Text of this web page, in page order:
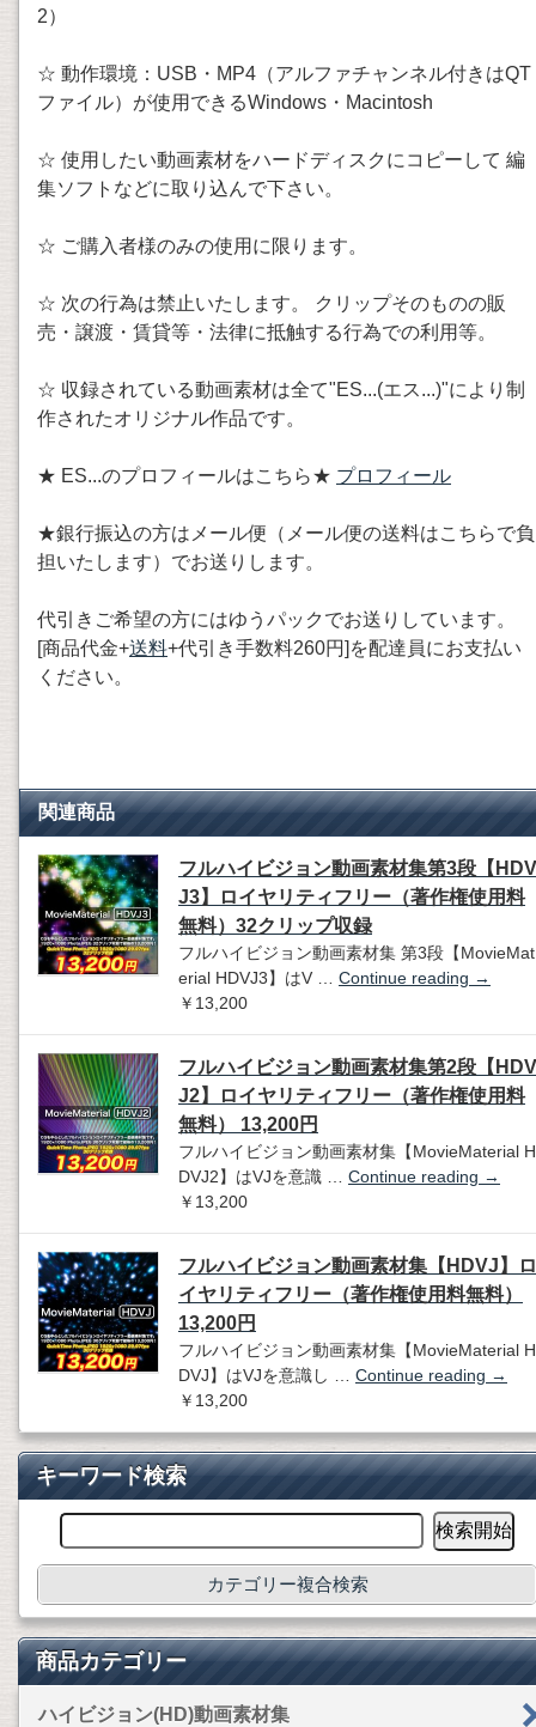
2）
☆ 動作環境：USB・MP4（アルファチャンネル付きはQT
ファイル）が使用できるWindows・Macintosh
☆ 使用したい動画素材をハードディスクにコピーして 編
集ソフトなどに取り込んで下さい。
☆ ご購入者様のみの使用に限ります。
☆ 次の行為は禁止いたします。 クリップそのものの販
売・譲渡・賃貸等・法律に抵触する行為での利用等。
☆ 収録されている動画素材は全て"ES...(エス...)"により制
作されたオリジナル作品です。
★ ES...のプロフィールはこちら★ プロフィール
★銀行振込の方はメール便（メール便の送料はこちらで負
担いたします）でお送りします。
代引きご希望の方にはゆうパックでお送りしています。
[商品代金+送料+代引き手数料260円]を配達員にお支払い
ください。
関連商品
フルハイビジョン動画素材集第3段【HDV
J3】ロイヤリティフリー（著作権使用料
無料）32クリップ収録
フルハイビジョン動画素材集 第3段【MovieMat
erial HDVJ3】はV … Continue reading →
￥13,200
フルハイビジョン動画素材集第2段【HDV
J2】ロイヤリティフリー（著作権使用料
無料） 13,200円
フルハイビジョン動画素材集【MovieMaterial H
DVJ2】はVJを意識 … Continue reading →
￥13,200
フルハイビジョン動画素材集【HDVJ】ロ
イヤリティフリー（著作権使用料無料）
13,200円
フルハイビジョン動画素材集【MovieMaterial H
DVJ】はVJを意識し … Continue reading →
￥13,200
キーワード検索
カテゴリー複合検索
商品カテゴリー
ハイビジョン(HD)動画素材集